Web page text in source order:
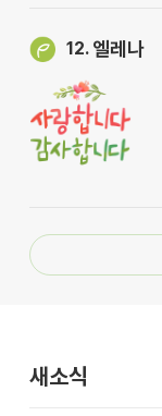
12. 엘레나
새소식